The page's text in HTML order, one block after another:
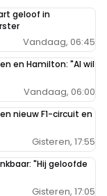
geloof in
Vandaag, 06:45
en Hamilton: "Al wil
Vandaag, 06:00
nieuw F1-circuit en
Gisteren, 17:55
"Hij geloofde
Gisteren, 17:05